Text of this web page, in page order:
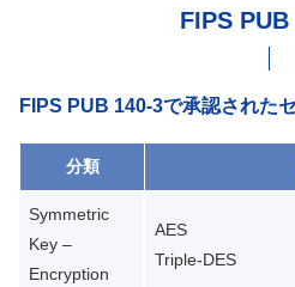
FIPS
FIPS PUB 140-3で承認された
分類
Symmetric
Key –
Encryption
AES
Triple-DES